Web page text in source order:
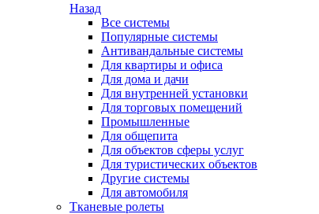
Назад
Все системы
Популярные системы
Антивандальные системы
Для квартиры и офиса
Для дома и дачи
Для внутренней установки
Для торговых помещений
Промышленные
Для общепита
Для объектов сферы услуг
Для туристических объектов
Другие системы
Для автомобиля
Тканевые ролеты